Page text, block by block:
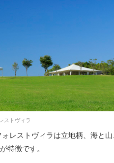
ストヴィラ
レストヴィラは立地柄、海と山
特徴です。